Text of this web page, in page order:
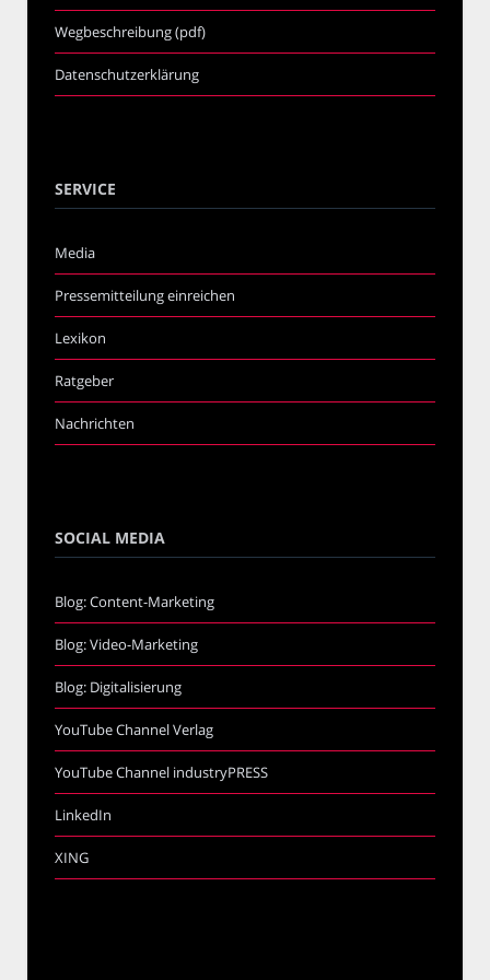
Wegbeschreibung (pdf)
Datenschutzerklärung
SERVICE
Media
Pressemitteilung einreichen
Lexikon
Ratgeber
Nachrichten
SOCIAL MEDIA
Blog: Content-Marketing
Blog: Video-Marketing
Blog: Digitalisierung
YouTube Channel Verlag
YouTube Channel industryPRESS
LinkedIn
XING